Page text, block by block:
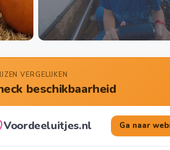
VERGELIJKEN
beschikbaarheid
Voordeeluitjes.nl Ga naar